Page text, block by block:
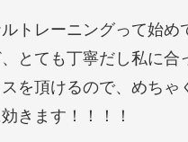
トレーニングって始め
とても丁寧だし私に合
を頂けるので、めちゃ
きます！！！！